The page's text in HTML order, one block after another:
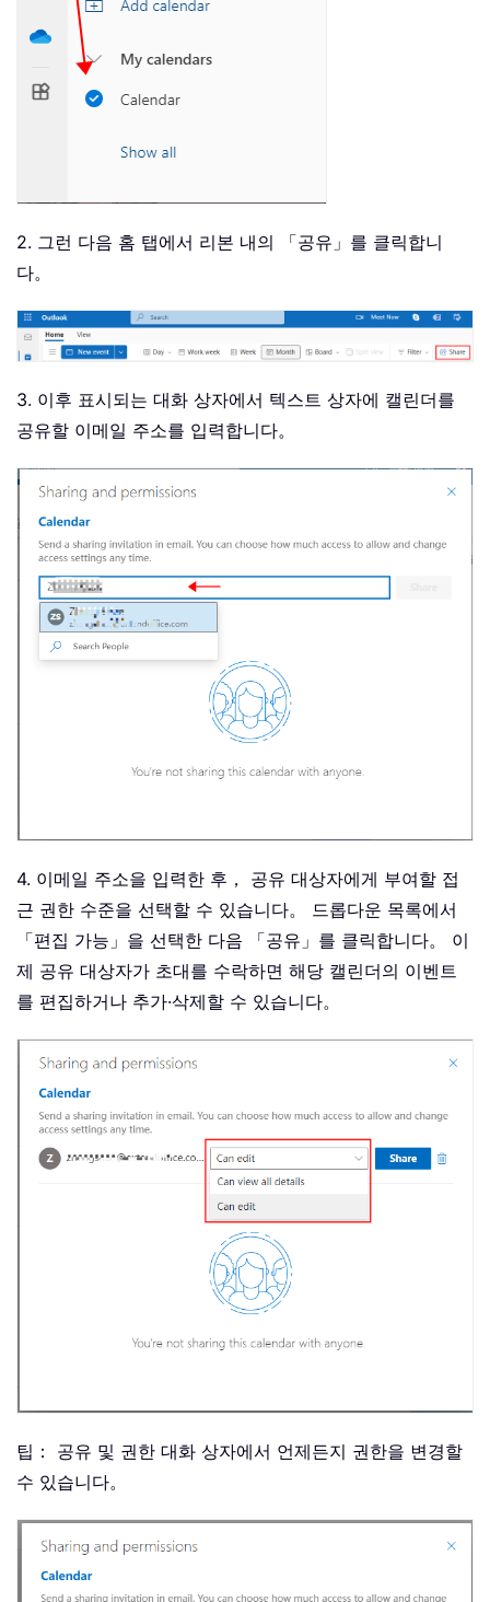
2. 그런 다음 홈 탭에서 리본 내의 「공유」를 클릭합니
다。
3. 이후 표시되는 대화 상자에서 텍스트 상자에 캘린더를
공유할 이메일 주소를 입력합니다。
4. 이메일 주소을 입력한 후， 공유 대상자에게 부여할 접
근 권한 수준을 선택할 수 있습니다。 드롭다운 목록에서
「편집 가능」을 선택한 다음 「공유」를 클릭합니다。 이
제 공유 대상자가 초대를 수락하면 해당 캘린더의 이벤트
를 편집하거나 추가·삭제할 수 있습니다。
팁： 공유 및 권한 대화 상자에서 언제든지 권한을 변경할
수 있습니다。